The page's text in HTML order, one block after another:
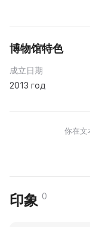
博物馆特色
成立日期
2013 год
你在文
印象 0